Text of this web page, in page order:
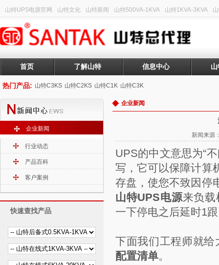
山特UPS电源官网 山特文化 山特新闻 山特500VA-1KVA 山特1KVA-3KVA
首页 了解山特 信息中心
热门产品: 山特C3KS 山特C2KS 山特C1K 山特C3K
企业新闻
行业动态
产品百科
客户案例
快速查找产品
企业新闻
新闻来源
UPS的中文意思为“
写，它可以保障计算
存盘，使您不致因停
山特UPS电源来负载
一下停电之后延时1
下面我们工程师就给
配置清单。